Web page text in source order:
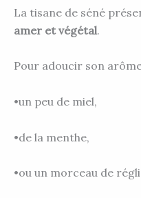
La tisane de séné
amer et végétal.
Pour adoucir son
•un peu de miel,
•de la menthe,
•ou un morceau de